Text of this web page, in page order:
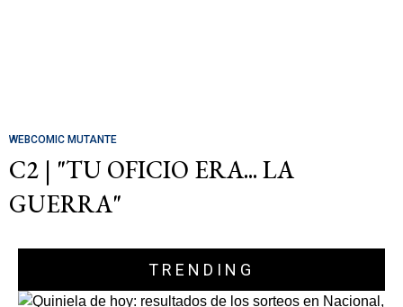
WEBCOMIC MUTANTE
C2 | "TU OFICIO ERA... LA
GUERRA"
TRENDING